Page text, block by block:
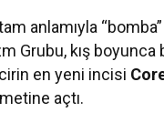
anlamıyla
Grubu, kış boyunca
en yeni incisi
açtı.